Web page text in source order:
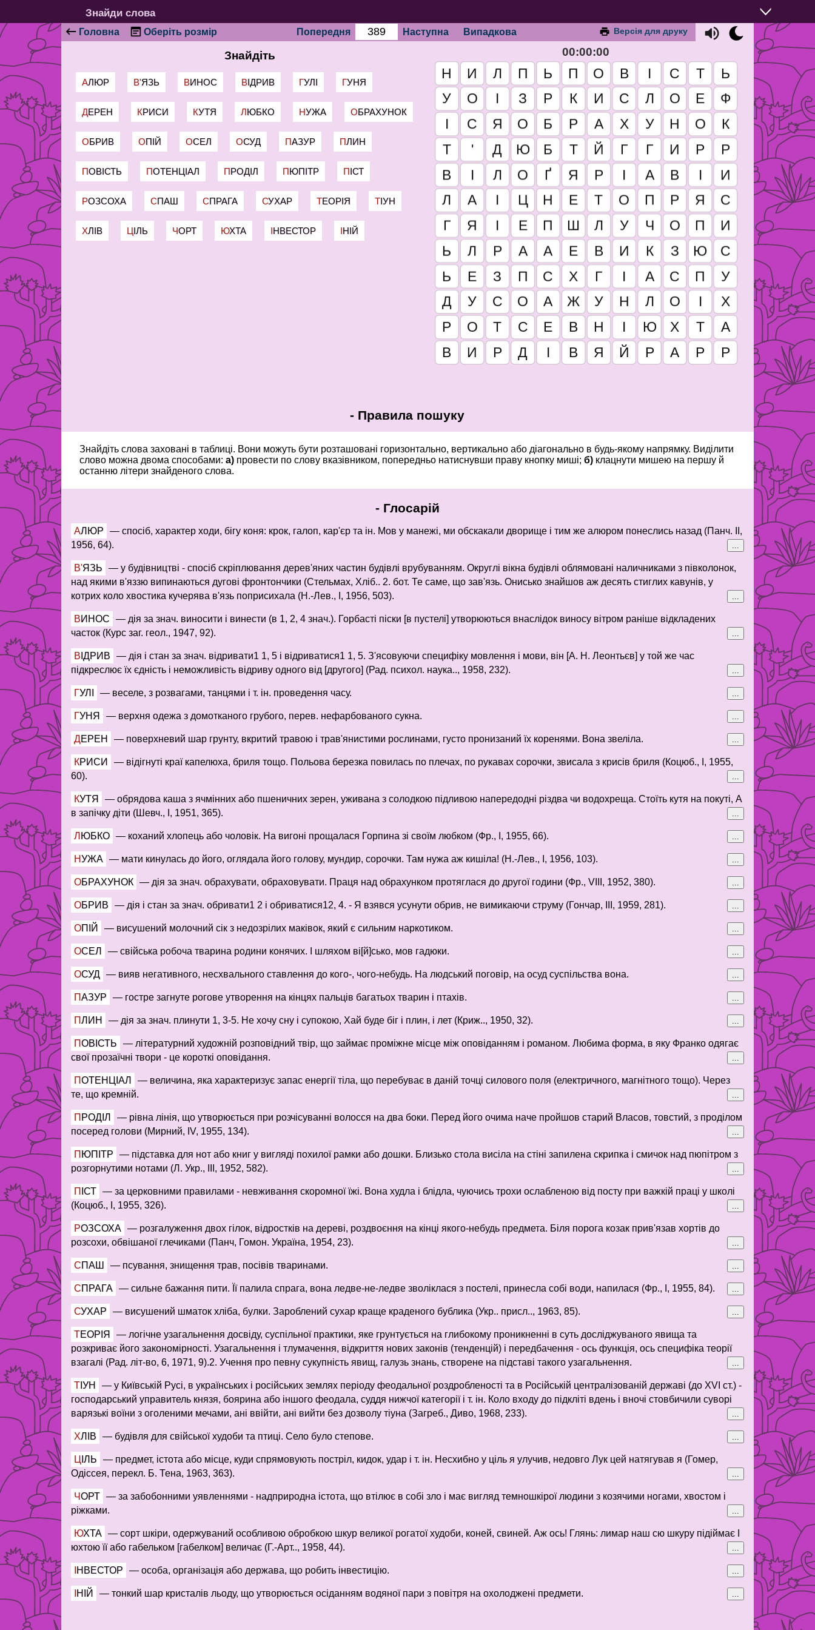
Знайди слова
Головна Оберіть розмір Попередня Наступна Випадкова Версія для друку
00:00:00
Знайдіть
АЛЮР В'ЯЗЬ ВИНОС ВІДРИВ ГУЛІ ГУНЯ
ДЕРЕН КРИСИ КУТЯ ЛЮБКО НУЖА ОБРАХУНОК
ОБРИВ ОПІЙ ОСЕЛ ОСУД ПАЗУР ПЛИН
ПОВІСТЬ ПОТЕНЦІАЛ ПРОДІЛ ПЮПІТР ПІСТ
РОЗСОХА СПАШ СПРАГА СУХАР ТЕОРІЯ ТІУН
ХЛІВ ЦІЛЬ ЧОРТ ЮХТА ІНВЕСТОР ІНІЙ
- Правила пошуку
Знайдіть слова заховані в таблиці. Вони можуть бути розташовані горизонтально, вертикально або діагонально в будь-якому напрямку. Виділити
слово можна двома способами: a)провести по слову вказівником, попередньо натиснувши праву кнопку миші; б)клацнути мишею на першу й
останню літери знайденого слова.
- Глосарій
АЛЮР — спосіб, характер ходи, бігу коня: крок, галоп, кар'єр та ін. Мов у манежі, ми обскакали дворище і тим же алюром понеслись назад (Панч. II,
1956, 64).
...
В'ЯЗЬ — у будівництві - спосіб скріплювання дерев'яних частин будівлі врубуванням. Округлі вікна будівлі облямовані наличниками з півколонок,
над якими в'яззю випинаються дугові фронтончики (Стельмах, Хліб.. 2. бот. Те саме, що зав'язь. Онисько знайшов аж десять стиглих кавунів, у
котрих коло хвостика кучерява в'язь поприсихала (Н.-Лев., І, 1956, 503).
...
ВИНОС — дія за знач. виносити і винести (в 1, 2, 4 знач.). Горбасті піски [в пустелі] утворюються внаслідок виносу вітром раніше відкладених
часток (Курс заг. геол., 1947, 92).
...
ВІДРИВ — дія і стан за знач. відривати1 1, 5 і відриватися1 1, 5. З'ясовуючи специфіку мовлення і мови, він [А. Н. Леонтьєв] у той же час
підкреслює їх єдність і неможливість відриву одного від [другого] (Рад. психол. наука.., 1958, 232).
...
ГУЛІ — веселе, з розвагами, танцями і т. ін. проведення часу. ...
ГУНЯ — верхня одежа з домотканого грубого, перев. нефарбованого сукна. ...
ДЕРЕН — поверхневий шар грунту, вкритий травою і трав'янистими рослинами, густо пронизаний їх коренями. Вона звеліла. ...
КРИСИ — відігнуті краї капелюха, бриля тощо. Польова березка повилась по плечах, по рукавах сорочки, звисала з крисів бриля (Коцюб., І, 1955,
60).
...
КУТЯ — обрядова каша з ячмінних або пшеничних зерен, уживана з солодкою підливою напередодні різдва чи водохреща. Стоїть кутя на покуті, А
в запічку діти (Шевч., І, 1951, 365).
...
ЛЮБКО — коханий хлопець або чоловік. На вигоні прощалася Горпина зі своїм любком (Фр., І, 1955, 66). ...
НУЖА — мати кинулась до його, оглядала його голову, мундир, сорочки. Там нужа аж кишіла! (Н.-Лев., І, 1956, 103). ...
ОБРАХУНОК — дія за знач. обрахувати, обраховувати. Праця над обрахунком протяглася до другої години (Фр., VIII, 1952, 380). ...
ОБРИВ — дія і стан за знач. обривати1 2 і обриватися12, 4. - Я взявся усунути обрив, не вимикаючи струму (Гончар, III, 1959, 281). ...
ОПІЙ — висушений молочний сік з недозрілих маківок, який є сильним наркотиком. ...
ОСЕЛ — свійська робоча тварина родини конячих. І шляхом ві[й]сько, мов гадюки. ...
ОСУД — вияв негативного, несхвального ставлення до кого-, чого-небудь. На людський поговір, на осуд суспільства вона. ...
ПАЗУР — гостре загнуте рогове утворення на кінцях пальців багатьох тварин і птахів. ...
ПЛИН — дія за знач. плинути 1, 3-5. Не хочу сну і супокою, Хай буде біг і плин, і лет (Криж.., 1950, 32). ...
ПОВІСТЬ — літературний художній розповідний твір, що займає проміжне місце між оповіданням і романом. Любима форма, в яку Франко одягає
свої прозаїчні твори - це короткі оповідання.
...
ПОТЕНЦІАЛ — величина, яка характеризує запас енергії тіла, що перебуває в даній точці силового поля (електричного, магнітного тощо). Через
те, що кремній.
...
ПРОДІЛ — рівна лінія, що утворюється при розчісуванні волосся на два боки. Перед його очима наче пройшов старий Власов, товстий, з проділом
посеред голови (Мирний, IV, 1955, 134).
...
ПЮПІТР — підставка для нот або книг у вигляді похилої рамки або дошки. Близько стола висіла на стіні запилена скрипка і смичок над пюпітром з
розгорнутими нотами (Л. Укр., III, 1952, 582).
...
ПІСТ — за церковними правилами - невживання скоромної їжі. Вона худла і блідла, чуючись трохи ослабленою від посту при важкій праці у школі
(Коцюб., І, 1955, 326).
...
РОЗСОХА — розгалуження двох гілок, відростків на дереві, роздвоєння на кінці якого-небудь предмета. Біля порога козак прив'язав хортів до
розсохи, обвішаної глечиками (Панч, Гомон. Україна, 1954, 23).
...
СПАШ — псування, знищення трав, посівів тваринами. ...
СПРАГА — сильне бажання пити. Її палила спрага, вона ледве-не-ледве зволіклася з постелі, принесла собі води, напилася (Фр., І, 1955, 84). ...
СУХАР — висушений шматок хліба, булки. Зароблений сухар краще краденого бублика (Укр.. присл.., 1963, 85). ...
ТЕОРІЯ — логічне узагальнення досвіду, суспільної практики, яке грунтується на глибокому проникненні в суть досліджуваного явища та
розкриває його закономірності. Узагальнення і тлумачення, відкриття нових законів (тенденцій) і передбачення - ось функція, ось специфіка теорії
взагалі (Рад. літ-во, 6, 1971, 9).2. Учення про певну сукупність явищ, галузь знань, створене на підставі такого узагальнення.
...
ТІУН — у Київській Русі, в українських і російських землях періоду феодальної роздробленості та в Російській централізованій державі (до XVI ст.) -
господарський управитель князя, боярина або іншого феодала, суддя нижчої категорії і т. ін. Коло входу до підкліті вдень і вночі стовбичили суворі
варязькі воїни з оголеними мечами, ані ввійти, ані вийти без дозволу тіуна (Загреб., Диво, 1968, 233).
...
ХЛІВ — будівля для свійської худоби та птиці. Село було степове. ...
ЦІЛЬ — предмет, істота або місце, куди спрямовують постріл, кидок, удар і т. ін. Несхибно у ціль я улучив, недовго Лук цей натягував я (Гомер,
Одіссея, перекл. Б. Тена, 1963, 363).
...
ЧОРТ — за забобонними уявленнями - надприродна істота, що втілює в собі зло і має вигляд темношкірої людини з козячими ногами, хвостом і
ріжками.
...
ЮХТА — сорт шкіри, одержуваний особливою обробкою шкур великої рогатої худоби, коней, свиней. Аж ось! Глянь: лимар наш сю шкуру підіймає І
юхтою її або габельком [габелком] величає (Г.-Арт.., 1958, 44).
...
ІНВЕСТОР — особа, організація або держава, що робить інвестицію. ...
ІНІЙ — тонкий шар кристалів льоду, що утворюється осіданням водяної пари з повітря на охолоджені предмети. ...